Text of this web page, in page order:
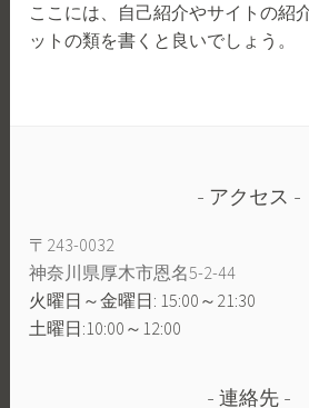
ここには、自己紹介やサイトの紹
ットの類を書くと良いでしょう。
アクセス
〒243-0032
神奈川県厚木市恩名5-2-44
火曜日～金曜日: 15:00～21:30
土曜日:10:00～12:00
連絡先